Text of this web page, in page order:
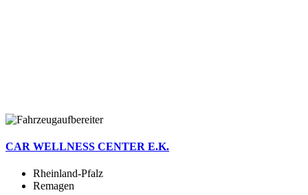
CAR WELLNESS CENTER E.K.
Rheinland-Pfalz
Remagen